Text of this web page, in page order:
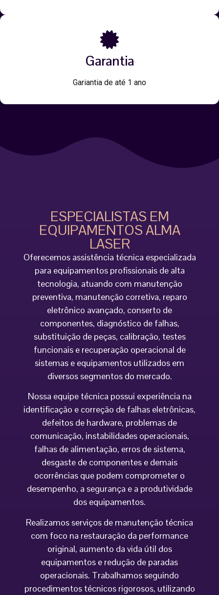
Garantia
Gariantia de até 1 ano
ESPECIALISTAS EM
EQUIPAMENTOS ALMA
LASER
Oferecemos assistência técnica especializada
para equipamentos profissionais de alta
tecnologia, atuando com manutenção
preventiva, manutenção corretiva, reparo
eletrônico avançado, conserto de
componentes, diagnóstico de falhas,
substituição de peças, calibração, testes
funcionais e recuperação operacional de
sistemas e equipamentos utilizados em
diversos segmentos do mercado.
Nossa equipe técnica possui experiência na
identificação e correção de falhas eletrônicas,
defeitos de hardware, problemas de
comunicação, instabilidades operacionais,
falhas de alimentação, erros de sistema,
desgaste de componentes e demais
ocorrências que podem comprometer o
desempenho, a segurança e a produtividade
dos equipamentos.
Realizamos serviços de manutenção técnica
com foco na restauração da performance
original, aumento da vida útil dos
equipamentos e redução de paradas
operacionais. Trabalhamos seguindo
procedimentos técnicos rigorosos, utilizando